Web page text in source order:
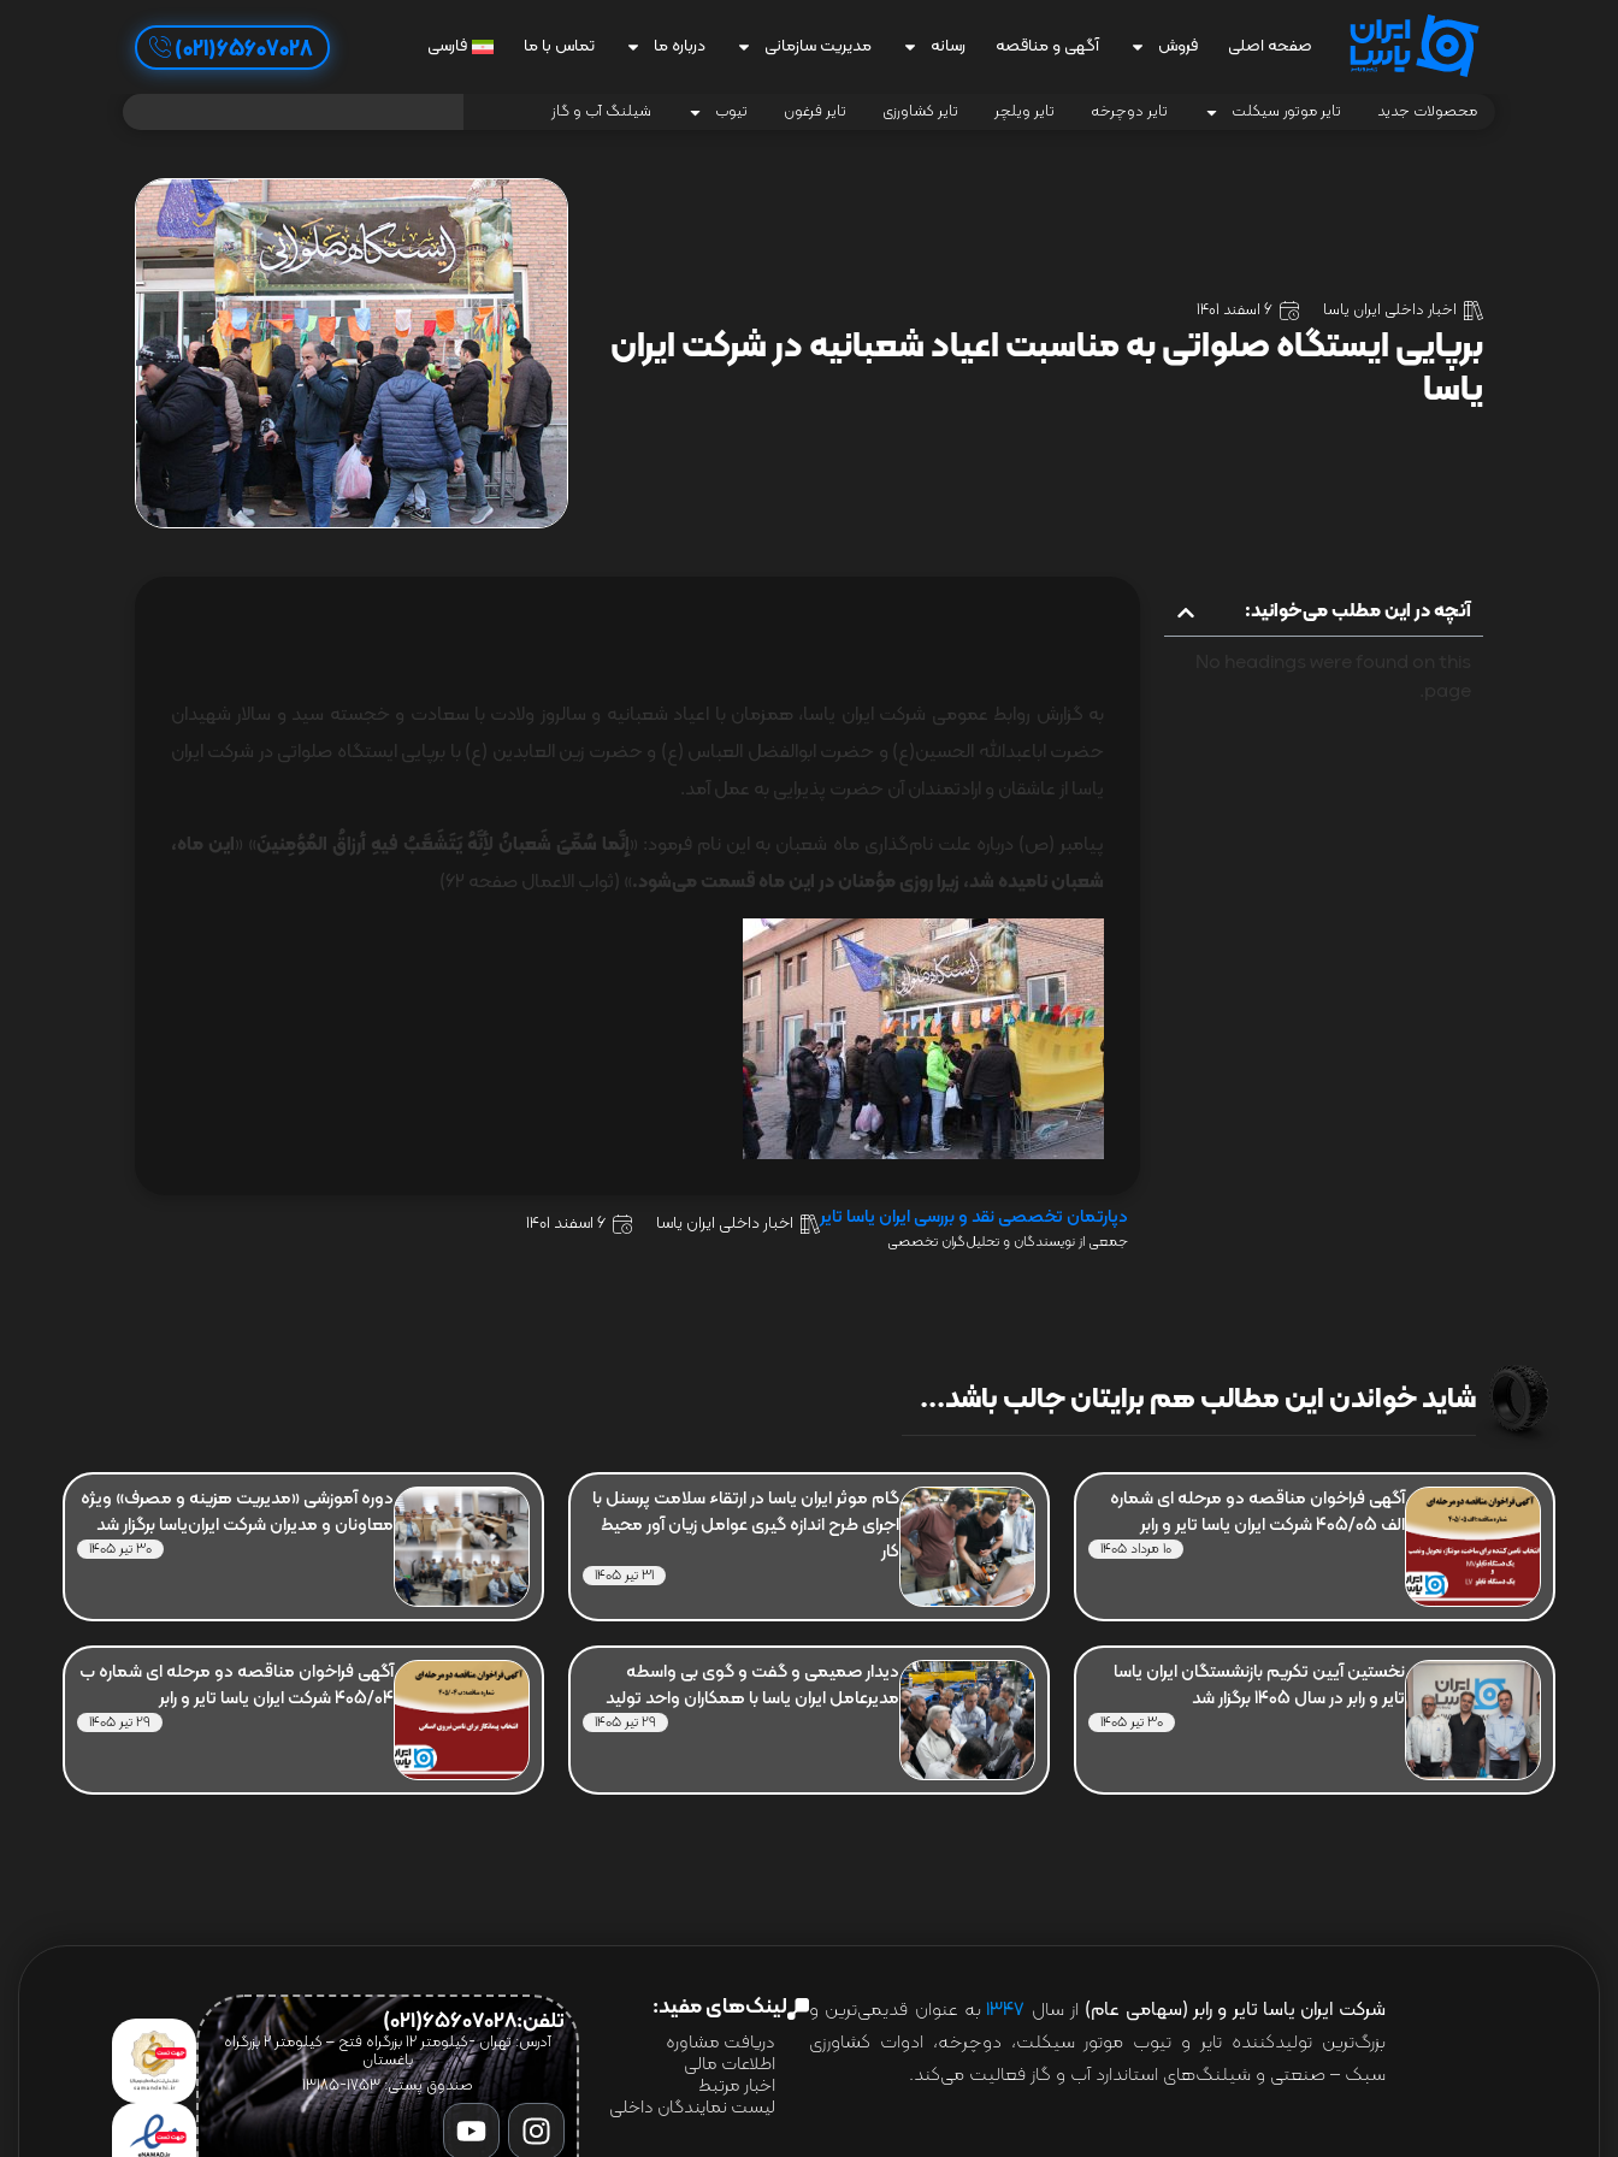
صفحه اصلی فروش آگهی و مناقصه رسانه مدیریت سازمانی درباره ما تماس با ما فارسی 65607028(021)
محصولات جدید تایر موتور سیکلت تایر دوچرخه تایر ویلچر تایر کشاورزی تایر فرغون تیوب شیلنگ آب و گاز
اخبار داخلی ایران یاسا 6 اسفند 1401
برپایی ایستگاه صلواتی به مناسبت اعیاد شعبانیه در شرکت ایران
یاسا
آنچه در این مطلب می‌خوانید:
به گزارش روابط عمومی شرکت ایران یاسا، همزمان با اعیاد شعبانیه و سالروز ولادت با سعادت و خجسته سید و سالار شهیدان
حضرت اباعبدالله الحسین(ع) و حضرت ابوالفضل العباس (ع) و حضرت زین العابدین (ع) با برپایی ایستگاه صلواتی در شرکت ایران
یاسا از عاشقان و ارادتمندان آن حضرت پذیرایی به عمل آمد.
پیامبر (ص) درباره علت نام‌گذاری ماه شعبان به این نام فرمود: «إنَّما سُمِّیَ شَعبانُ لأِنَّهُ یَتَشَعَّبُ فیهِ أرزاقُ المُؤمِنینَ» «این ماه،
شعبان نامیده شد، زیرا روزی مؤمنان در این ماه قسمت می‌شود.» (ثواب الاعمال صفحه ۶۲)
دپارتمان تخصصی نقد و بررسی ایران یاسا تایر
جمعی از نویسندگان و تحلیل‌گران تخصصی
اخبار داخلی ایران یاسا 6 اسفند 1401
شاید خواندن این مطالب هم برایتان جالب باشد...
آگهی فراخوان مناقصه دو مرحله ای شماره
الف 405/05 شرکت ایران یاسا تایر و رابر
10 مرداد 1405
گام موثر ایران یاسا در ارتقاء سلامت پرسنل با
اجرای طرح اندازه گیری عوامل زیان آور محیط
کار
31 تیر 1405
دوره آموزشی «مدیریت هزینه و مصرف» ویژه
معاونان و مدیران شرکت ایران‌یاسا برگزار شد
30 تیر 1405
نخستین آیین تکریم بازنشستگان ایران یاسا
تایر و رابر در سال 1405 برگزار شد
30 تیر 1405
دیدار صمیمی و گفت و گوی بی واسطه
مدیرعامل ایران یاسا با همکاران واحد تولید
29 تیر 1405
آگهی فراخوان مناقصه دو مرحله ای شماره ب
405/04 شرکت ایران یاسا تایر و رابر
29 تیر 1405
شرکت ایران یاسا تایر و رابر (سهامی عام) از سال ۱۳۴۷ به عنوان قدیمی‌ترین و
بزرگ‌ترین تولیدکننده تایر و تیوب موتور سیکلت، دوچرخه، ادوات کشاورزی
سبک – صنعتی و شیلنگ‌های استاندارد آب و گاز فعالیت می‌کند.
لینک‌های مفید:
دریافت مشاوره
اطلاعات مالی
اخبار مرتبط
لیست نمایندگان داخلی
تلفن:65607028(021)
آدرس: تهران -کیلومتر 12 بزرگراه فتح – کیلومتر ۲ بزرگراه
باغستان
صندوق پستی: 1753-13185